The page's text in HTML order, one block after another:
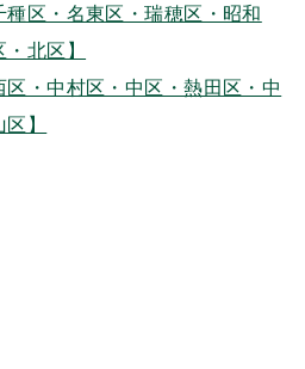
区・名東区・瑞穂区・昭和
北区】
・中村区・中区・熱田区・中
】